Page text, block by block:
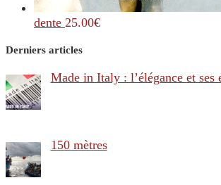
dente 25.00€
Derniers articles
Made in Italy : l’élégance et ses
150 mètres